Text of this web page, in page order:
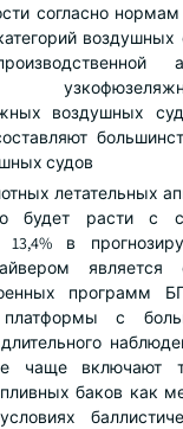
согласно нормам
воздушных
судов
летательных
будет расти с
в
является
программ
с
чаще включают
баков как